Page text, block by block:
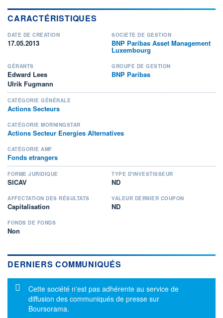
CARACTÉRISTIQUES
DATE DE CRÉATION
17.05.2013
SOCIÉTÉ DE GESTION
BNP Paribas Asset Management
Luxembourg
GÉRANTS
Edward Lees
Ulrik Fugmann
GROUPE DE GESTION
BNP Paribas
CATÉGORIE GÉNÉRALE
Actions Secteurs
CATÉGORIE MORNINGSTAR
Actions Secteur Energies Alternatives
CATÉGORIE AMF
Fonds etrangers
FORME JURIDIQUE
SICAV
TYPE D'INVESTISSEUR
ND
AFFECTATION DES RÉSULTATS
Capitalisation
VALEUR DERNIER COUPON
ND
FONDS DE FONDS
Non
DERNIERS COMMUNIQUÉS
Message d'information
Cette société n'est pas adhérente au service de
diffusion des communiqués de presse sur
Boursorama.